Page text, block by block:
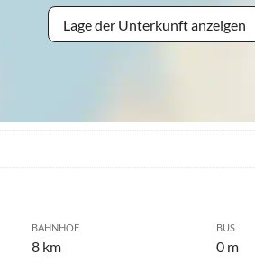
Lage der Unterkunft anzeigen
BAHNHOF
8 km
BUS
0 m